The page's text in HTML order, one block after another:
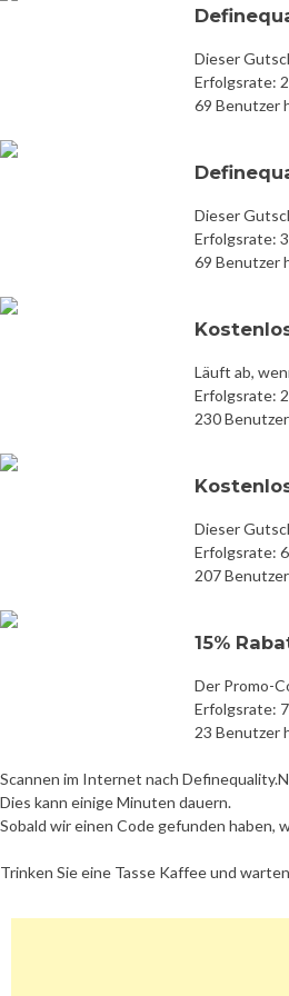
Dieser
Erfolgsrate:
69 Benutzer
Dieser
Erfolgsrate:
69 Benutzer
Läuft ab,
Erfolgsrate:
230
Dieser
Erfolgsrate:
207
15%
Der Promo-
Erfolgsrate:
23 Benutzer
Scannen im Internet nach
Dies kann einige Minuten dauern.
Sobald wir einen Code gefunden haben,
Trinken Sie eine Tasse Kaffee und